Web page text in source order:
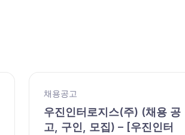
채용공고
우진인터로지스(주) (채용 공
고, 구인, 모집) – [우진인터